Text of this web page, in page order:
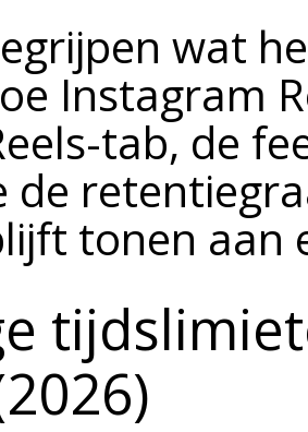
wat
Instagram
tab, de
de
tonen aan